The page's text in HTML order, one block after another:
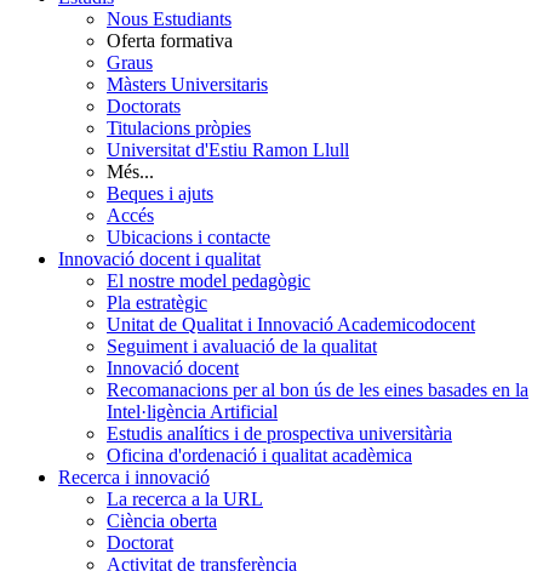
Nous Estudiants
Oferta formativa
Graus
Màsters Universitaris
Doctorats
Titulacions pròpies
Universitat d'Estiu Ramon Llull
Més...
Beques i ajuts
Accés
Ubicacions i contacte
Innovació docent i qualitat
El nostre model pedagògic
Pla estratègic
Unitat de Qualitat i Innovació Academicodocent
Seguiment i avaluació de la qualitat
Innovació docent
Recomanacions per al bon ús de les eines basades en la
Intel·ligència Artificial
Estudis analítics i de prospectiva universitària
Oficina d'ordenació i qualitat acadèmica
Recerca i innovació
La recerca a la URL
Ciència oberta
Doctorat
Activitat de transferència